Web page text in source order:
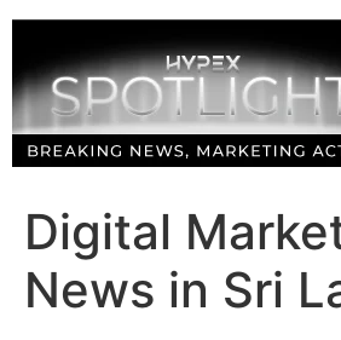
Skip
content
Digital
News in Sri